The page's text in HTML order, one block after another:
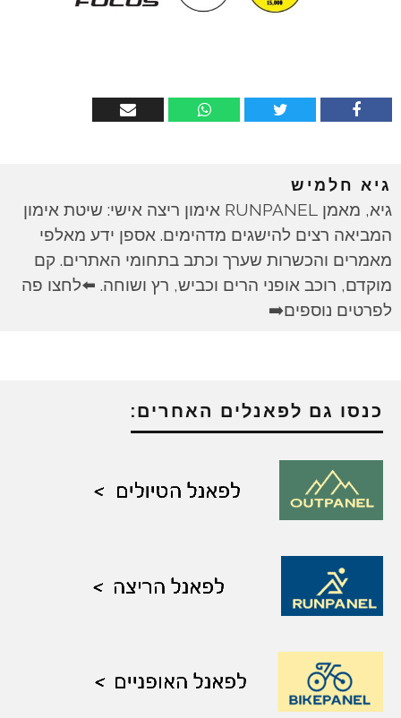
גיא חלמיש
גיא, מאמן RUNPANEL אימון ריצה אישי: שיטת אימון
המביאה רצים להישגים מדהימים. אספן ידע מאלפי
מאמרים והכשרות שערך וכתב בתחומי האתרים. קם
מוקדם, רוכב אופני הרים וכביש, רץ ושוחה. ⬅️לחצו פה
לפרטים נוספים➡️
כנסו גם לפאנלים האחרים: